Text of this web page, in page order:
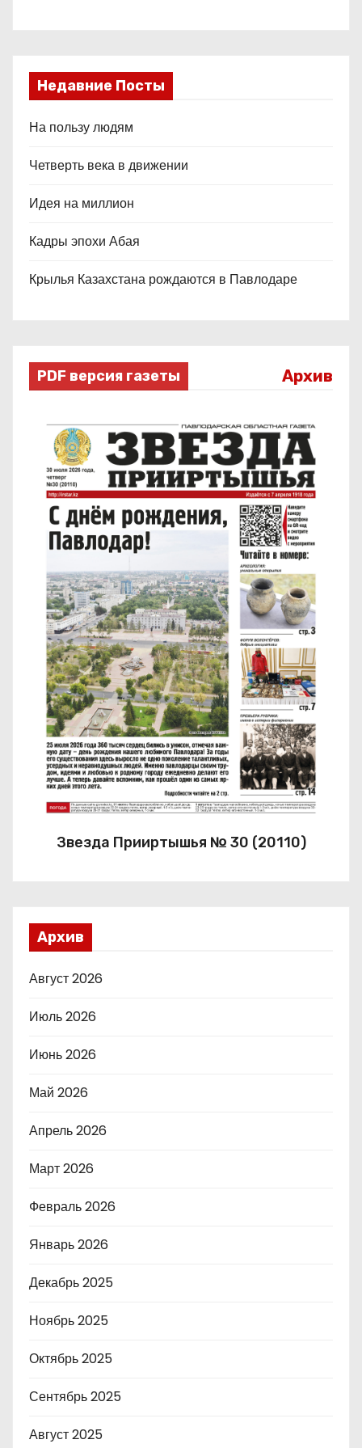
Недавние Посты
На пользу людям
Четверть века в движении
Идея на миллион
Кадры эпохи Абая
Крылья Казахстана рождаются в Павлодаре
PDF версия газеты Архив
Звезда Прииртышья № 30 (20110)
Архив
Август 2026
Июль 2026
Июнь 2026
Май 2026
Апрель 2026
Март 2026
Февраль 2026
Январь 2026
Декабрь 2025
Ноябрь 2025
Октябрь 2025
Сентябрь 2025
Август 2025